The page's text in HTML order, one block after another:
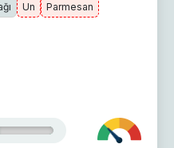
Un Parmesan